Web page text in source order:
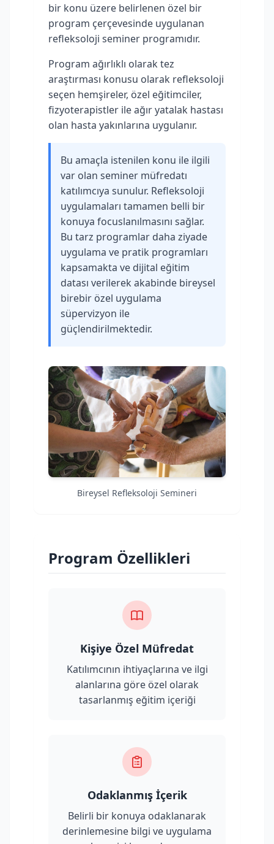
bir konu üzere belirlenen özel bir
program çerçevesinde uygulanan
refleksoloji seminer programıdır.
Program ağırlıklı olarak tez
araştırması konusu olarak refleksoloji
seçen hemşireler, özel eğitimciler,
fizyoterapistler ile ağır yatalak hastası
olan hasta yakınlarına uygulanır.
Bu amaçla istenilen konu ile ilgili
var olan seminer müfredatı
katılımcıya sunulur. Refleksoloji
uygulamaları tamamen belli bir
konuya focuslanılmasını sağlar.
Bu tarz programlar daha ziyade
uygulama ve pratik programları
kapsamakta ve dijital eğitim
datası verilerek akabinde bireysel
birebir özel uygulama
süpervizyon ile
güçlendirilmektedir.
Bireysel Refleksoloji Semineri
Program Özellikleri
Kişiye Özel Müfredat
Katılımcının ihtiyaçlarına ve ilgi
alanlarına göre özel olarak
tasarlanmış eğitim içeriği
Odaklanmış İçerik
Belirli bir konuya odaklanarak
derinlemesine bilgi ve uygulama